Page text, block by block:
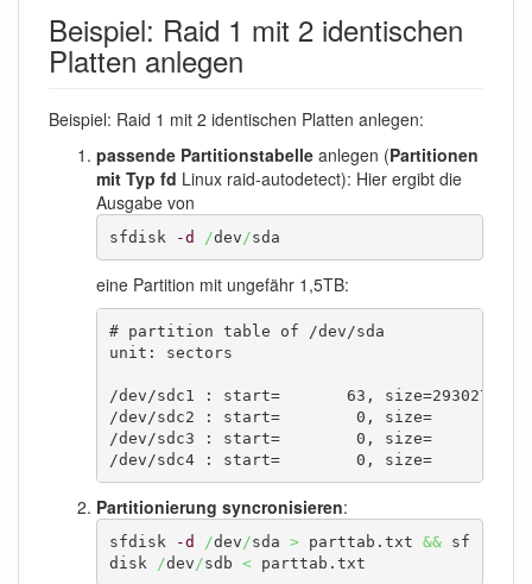
Beispiel: Raid 1 mit 2 identischen
Platten anlegen
Beispiel: Raid 1 mit 2 identischen Platten anlegen:
passende Partitionstabelle anlegen (Partitionen
mit Typ fd Linux raid-autodetect): Hier ergibt die
Ausgabe von
sfdisk -d /dev /sda
eine Partition mit ungefähr 1,5TB:
# partition table of /dev/sda
unit: sectors
/dev/sdc1 : start=       63,
/dev/sdc2 : start=        0, size=        0,
/dev/sdc3 : start=        0, size=        0,
/dev/sdc4 : start=        0, size=        0,
Partitionierung syncronisieren:
sfdisk -d /dev /sda > parttab.txt && sf
disk
/dev /sdb < parttab.txt